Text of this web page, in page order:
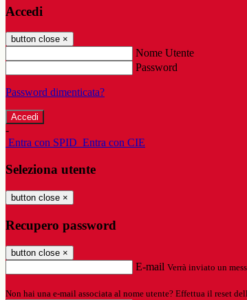
Accedi
button close ×
Nome Utente
Password
Password dimenticata?
-
Entra con SPID Entra con CIE
Seleziona utente
button close ×
Recupero password
button close ×
E-mail Verrà inviato un
Non hai una e-mail associata al nome utente? Effettua il reset